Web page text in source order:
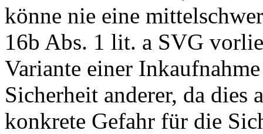
könne nie eine
16b Abs. 1 lit. a SVG
Variante einer
Sicherheit anderer, da dies
konkrete Gefahr für die